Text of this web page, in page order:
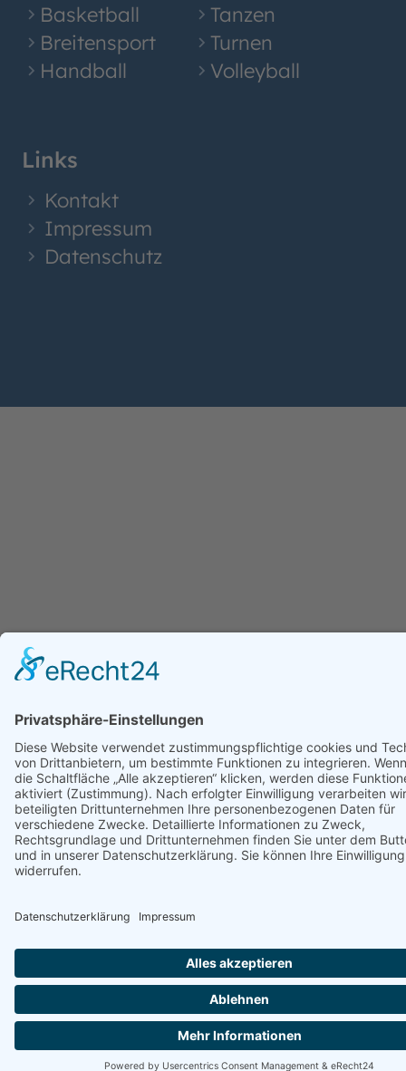
Basketball
Breitensport
Handball
Tanzen
Turnen
Volleyball
Links
Kontakt
Impressum
Datenschutz
So erreichst du uns:
02594 787230
geschaeftsstelle@tvduelmen.de